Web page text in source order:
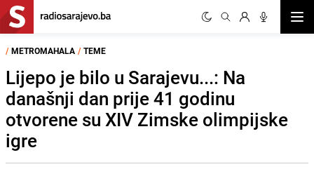
/ METROMAHALA / TEME
Lijepo je bilo u Sarajevu...: Na
današnji dan prije 41 godinu
otvorene su XIV Zimske olimpijske
igre